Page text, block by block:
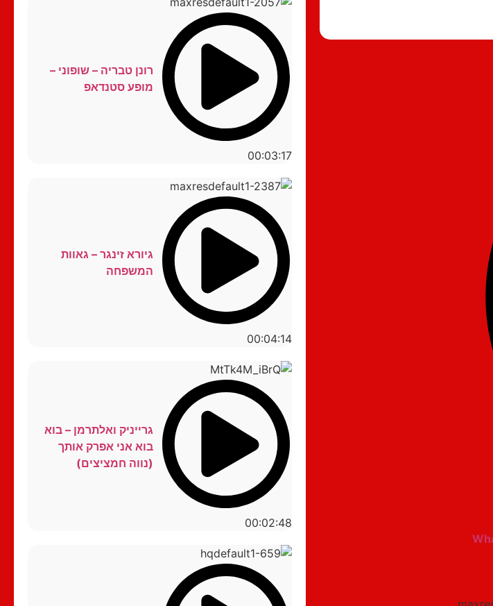
00:03:17
רונן טבריה – שופוני –
מופע סטנדאפ
00:04:14
גיורא זינגר – גאוות
המשפחה
00:02:48
גרייניק ואלתרמן – בוא
בוא אני אפרק אותך
(נווה חמציצים)